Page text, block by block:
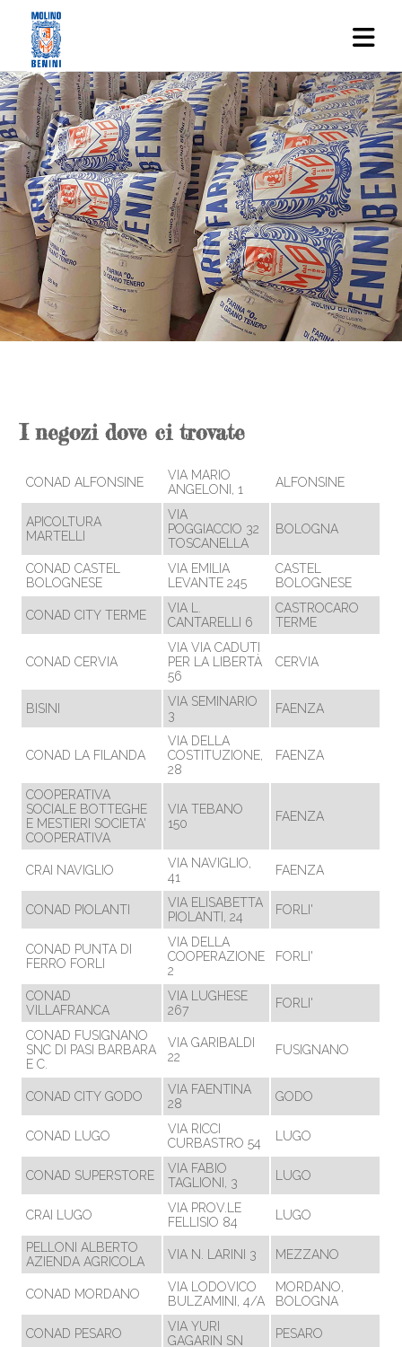
I negozi dove ci trovate
CONAD ALFONSINE
VIA MARIO
ANGELONI, 1
ALFONSINE
APICOLTURA
MARTELLI
VIA
POGGIACCIO 32
TOSCANELLA
BOLOGNA
CONAD CASTEL
BOLOGNESE
VIA EMILIA
LEVANTE 245
CASTEL
BOLOGNESE
CONAD CITY TERME
VIA L.
CANTARELLI 6
CASTROCARO
TERME
CONAD CERVIA
VIA VIA CADUTI
PER LA LIBERTÀ
56
CERVIA
BISINI
VIA SEMINARIO
3
FAENZA
CONAD LA FILANDA
VIA DELLA
COSTITUZIONE,
28
FAENZA
COOPERATIVA
SOCIALE BOTTEGHE
E MESTIERI SOCIETA'
COOPERATIVA
VIA TEBANO
150
FAENZA
CRAI NAVIGLIO
VIA NAVIGLIO,
41
FAENZA
CONAD PIOLANTI
VIA ELISABETTA
PIOLANTI, 24
FORLI'
CONAD PUNTA DI
FERRO FORLI
VIA DELLA
COOPERAZIONE
2
FORLI'
CONAD
VILLAFRANCA
VIA LUGHESE
267
FORLI'
CONAD FUSIGNANO
SNC DI PASI BARBARA
E C.
VIA GARIBALDI
22
FUSIGNANO
CONAD CITY GODO
VIA FAENTINA
28
GODO
CONAD LUGO
VIA RICCI
CURBASTRO 54
LUGO
CONAD SUPERSTORE
VIA FABIO
TAGLIONI, 3
LUGO
CRAI LUGO
VIA PROV.LE
FELLISIO 84
LUGO
PELLONI ALBERTO
AZIENDA AGRICOLA
VIA N. LARINI 3 MEZZANO
CONAD MORDANO
VIA LODOVICO
BULZAMINI, 4/A
MORDANO,
BOLOGNA
CONAD PESARO
VIA YURI
GAGARIN SN
PESARO